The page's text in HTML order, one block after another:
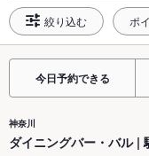
絞り込む ポ
今日予約できる
神奈川
ダイニングバー・バル |